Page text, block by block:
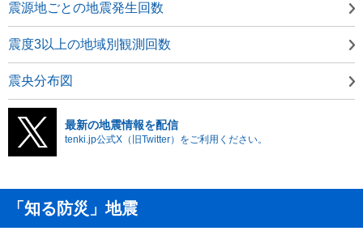
震源地ごとの地震発生回数
震度3以上の地域別観測回数
震央分布図
最新の地震情報を配信
tenki.jp公式X（旧Twitter）をご利用ください。
「知る防災」地震